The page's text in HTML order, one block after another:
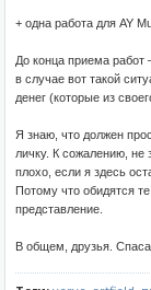
+ одна работа для AY
До конца приема
в случае вот такой
денег (которые из
Я знаю, что должен
личку. К сожалению, не
плохо, если я здесь
Потому что обидятся
представление.
В общем, друзья.